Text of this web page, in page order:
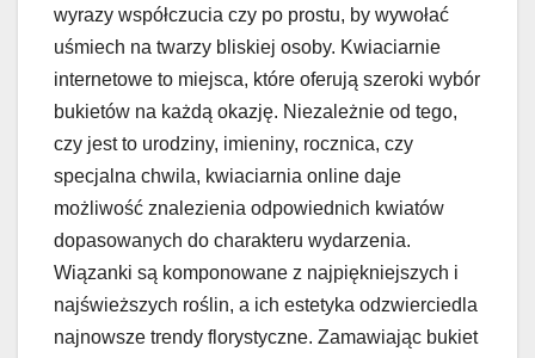
wyrazy współczucia czy po prostu, by wywołać
uśmiech na twarzy bliskiej osoby. Kwiaciarnie
internetowe to miejsca, które oferują szeroki wybór
bukietów na każdą okazję. Niezależnie od tego,
czy jest to urodziny, imieniny, rocznica, czy
specjalna chwila, kwiaciarnia online daje
możliwość znalezienia odpowiednich kwiatów
dopasowanych do charakteru wydarzenia.
Wiązanki są komponowane z najpiękniejszych i
najświeższych roślin, a ich estetyka odzwierciedla
najnowsze trendy florystyczne. Zamawiając bukiet